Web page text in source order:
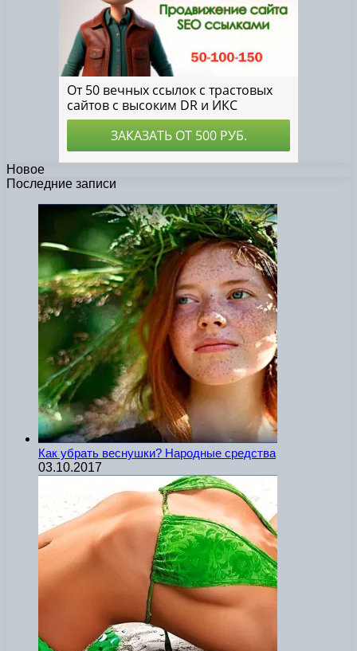
Новое
Последние записи
Как убрать веснушки? Народные средства
03.10.2017